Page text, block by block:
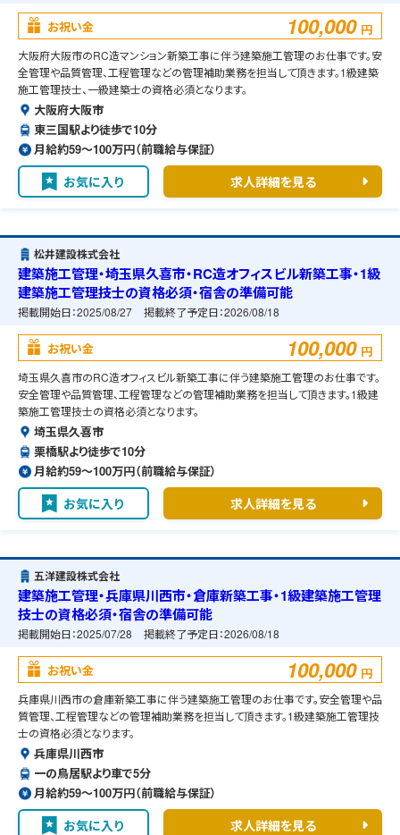
お祝い金 100,000 円
大阪府大阪市のRC造マンション新築工事に伴う建築施工管理のお仕事です。安
全管理や品質管理、工程管理などの管理補助業務を担当して頂きます。1級建築
施工管理技士、一級建築士の資格必須となります。
大阪府大阪市
東三国駅より徒歩で10分
月給約59〜100万円（前職給与保証）
お気に入り 求人詳細を見る
松井建設株式会社
建築施工管理・埼玉県久喜市・RC造オフィスビル新築工事・1級
建築施工管理技士の資格必須・宿舎の準備可能
掲載開始日：2025/08/27 掲載終了予定日：2026/08/18
お祝い金 100,000 円
埼玉県久喜市のRC造オフィスビル新築工事に伴う建築施工管理のお仕事です。
安全管理や品質管理、工程管理などの管理補助業務を担当して頂きます。1級建
築施工管理技士の資格必須となります。
埼玉県久喜市
栗橋駅より徒歩で10分
月給約59〜100万円（前職給与保証）
お気に入り 求人詳細を見る
五洋建設株式会社
建築施工管理・兵庫県川西市・倉庫新築工事・1級建築施工管理
技士の資格必須・宿舎の準備可能
掲載開始日：2025/07/28 掲載終了予定日：2026/08/18
お祝い金 100,000 円
兵庫県川西市の倉庫新築工事に伴う建築施工管理のお仕事です。安全管理や品
質管理、工程管理などの管理補助業務を担当して頂きます。1級建築施工管理技
士の資格必須となります。
兵庫県川西市
一の鳥居駅より車で5分
月給約59〜100万円（前職給与保証）
お気に入り 求人詳細を見る